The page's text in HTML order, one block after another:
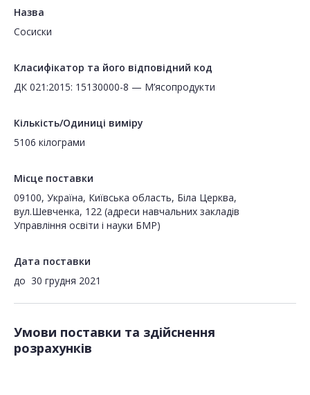
Назва
Сосиски
Класифікатор та його відповідний код
ДК 021:2015: 15130000-8 — М’ясопродукти
Кількість/Одиниці виміру
5106 кілограми
Місце поставки
09100, Україна, Київська область, Біла Церква,
вул.Шевченка, 122 (адреси навчальних закладів
Управління освіти і науки БМР)
Дата поставки
до 30 грудня 2021
Умови поставки та здійснення
розрахунків